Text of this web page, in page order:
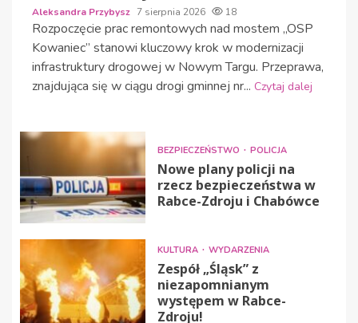
Aleksandra Przybysz 7 sierpnia 2026 18
Rozpoczęcie prac remontowych nad mostem „OSP
Kowaniec” stanowi kluczowy krok w modernizacji
infrastruktury drogowej w Nowym Targu. Przeprawa,
znajdująca się w ciągu drogi gminnej nr... Czytaj dalej
BEZPIECZEŃSTWO POLICJA
Nowe plany policji na
rzecz bezpieczeństwa w
Rabce-Zdroju i Chabówce
KULTURA WYDARZENIA
Zespół „Śląsk” z
niezapomnianym
występem w Rabce-
Zdroju!